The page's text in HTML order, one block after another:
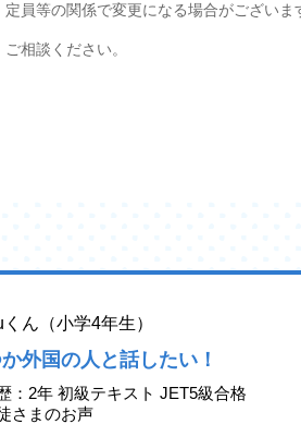
員等の関係で変更になる場合がございま
相談ください。
ん（小学4年生）
外国の人と話したい！
：2年 初級テキスト JET5級合格
さまのお声